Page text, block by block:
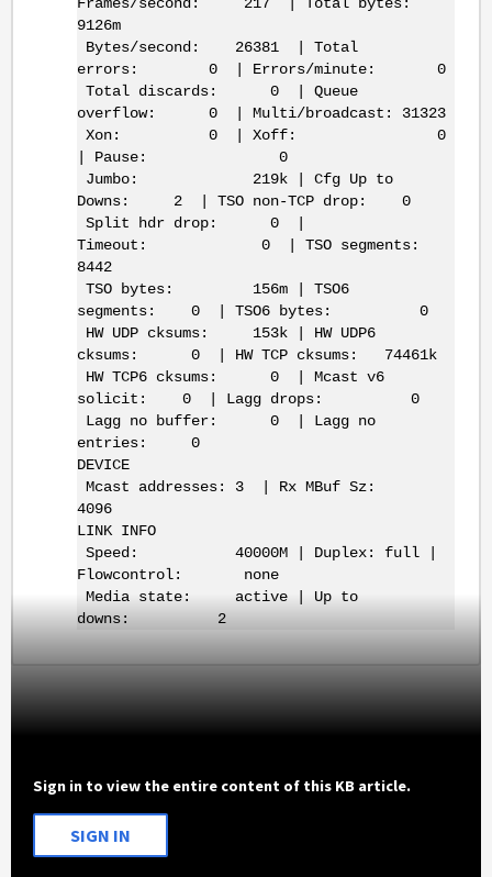
9126m
Bytes/second: 26381 | Total
errors: 0 | Errors/minute: 0
Total discards: 0 | Queue
overflow: 0 | Multi/broadcast: 31323
Xon: 0 | Xoff: 0
| Pause: 0
Jumbo: 219k | Cfg Up to
Downs: 2 | TSO non-TCP drop: 0
Split hdr drop: 0 |
Timeout: 0 | TSO segments:
8442
TSO bytes: 156m | TSO6
segments: 0 | TSO6 bytes: 0
HW UDP cksums: 153k | HW UDP6
cksums: 0 | HW TCP cksums: 74461k
HW TCP6 cksums: 0 | Mcast v6
solicit: 0 | Lagg drops: 0
Lagg no buffer: 0 | Lagg no
entries: 0
DEVICE
Mcast addresses: 3 | Rx MBuf Sz:
4096
LINK INFO
Speed: 40000M | Duplex: full |
Flowcontrol: none
Media state: active | Up to
downs: 2
Sign in to view the entire content of this KB article.
SIGN IN